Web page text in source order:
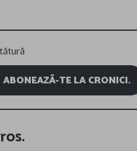
ABONEAZĂ-TE LA CRONICI.